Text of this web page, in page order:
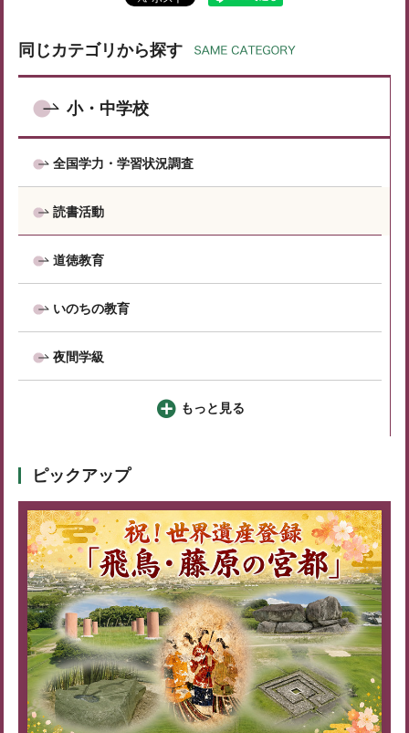
同じカテゴリから探す
小・中学校
全国学力・学習状況調査
読書活動
道徳教育
いのちの教育
夜間学級
もっと見る
ピックアップ